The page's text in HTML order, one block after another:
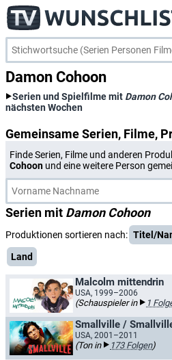
Damon Cohoon
Serien und Spielfilme mit Damon
nächsten Wochen
Gemeinsame Serien, Filme,
Finde Serien, Filme und anderen
Cohoon und eine weitere Person
Serien mit Damon Cohoon
Produktionen sortieren nach: Titel/
Land
Malcolm mittendrin
USA, 1999–2006
(Schauspieler in 1
Smallville /
USA, 2001–2011
(Ton in 173 Folgen)